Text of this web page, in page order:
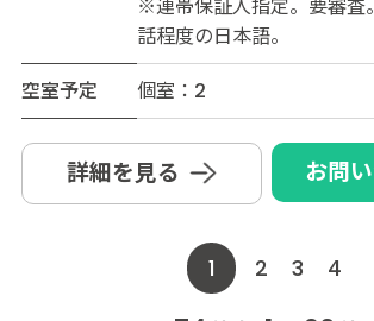
※連帯保証人指定。要審査
話程度の日本語。
空室予定
個室：2
詳細を見る お問
1 2 3 4